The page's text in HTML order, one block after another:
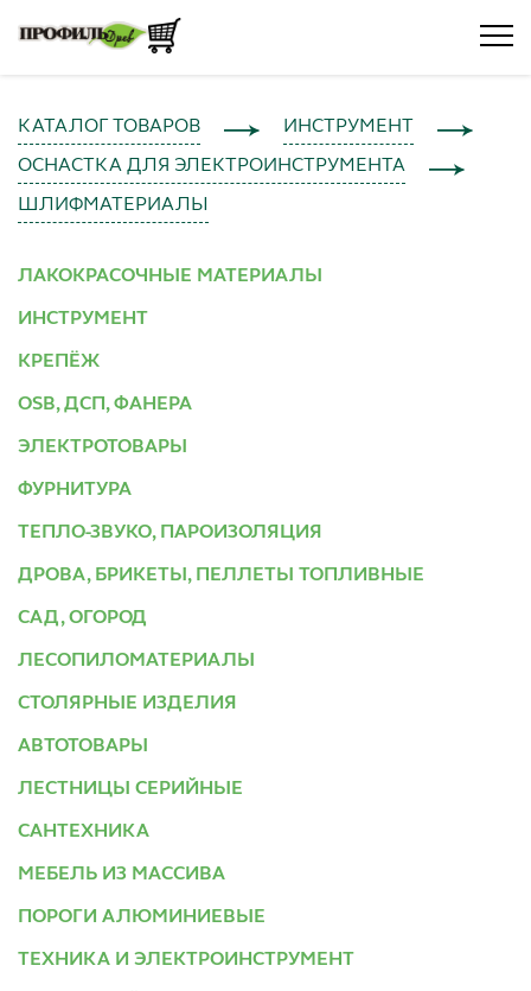
КАТАЛОГ ТОВАРОВ ИНСТРУМЕНТ
ОСНАСТКА ДЛЯ ЭЛЕКТРОИНСТРУМЕНТА
ШЛИФМАТЕРИАЛЫ
ЛАКОКРАСОЧНЫЕ МАТЕРИАЛЫ
ИНСТРУМЕНТ
КРЕПЁЖ
OSB, ДСП, ФАНЕРА
ЭЛЕКТРОТОВАРЫ
ФУРНИТУРА
ТЕПЛО-ЗВУКО, ПАРОИЗОЛЯЦИЯ
ДРОВА, БРИКЕТЫ, ПЕЛЛЕТЫ ТОПЛИВНЫЕ
САД, ОГОРОД
ЛЕСОПИЛОМАТЕРИАЛЫ
СТОЛЯРНЫЕ ИЗДЕЛИЯ
АВТОТОВАРЫ
ЛЕСТНИЦЫ СЕРИЙНЫЕ
САНТЕХНИКА
МЕБЕЛЬ ИЗ МАССИВА
ПОРОГИ АЛЮМИНИЕВЫЕ
ТЕХНИКА И ЭЛЕКТРОИНСТРУМЕНТ